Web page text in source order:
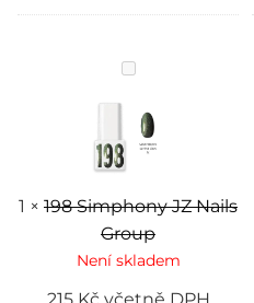
198
Simphony
JZ
Nails
Group
1 × 198 Simphony JZ Nails
Group
Není skladem